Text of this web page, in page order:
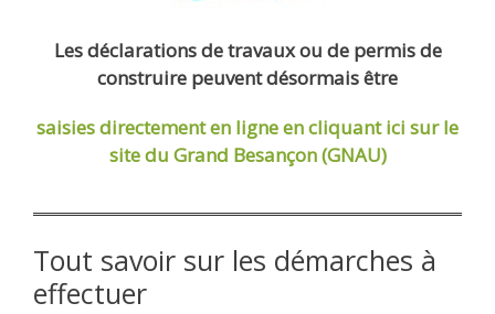
Les déclarations de travaux ou de permis de
construire peuvent désormais être
saisies directement en ligneen cliquant ici sur le
site du Grand Besançon (GNAU)
Tout savoir sur les démarches à
effectuer